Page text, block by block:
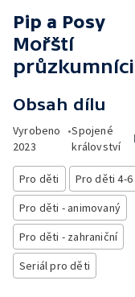
Pip a Posy
Mořští
průzkumníci
Obsah dílu
Vyrobeno
2023
•Spojené
království
Pro děti
Pro děti 4-
Pro děti - animovaný
Pro děti - zahraniční
Seriál pro děti